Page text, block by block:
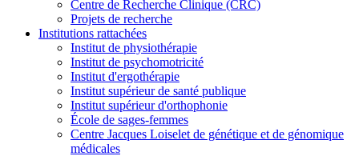
Centre de Recherche Clinique (CRC)
Projets de recherche
Institutions rattachées
Institut de physiothérapie
Institut de psychomotricité
Institut d'ergothérapie
Institut supérieur de santé publique
Institut supérieur d'orthophonie
École de sages-femmes
Centre Jacques Loiselet de génétique et de génomique
médicales